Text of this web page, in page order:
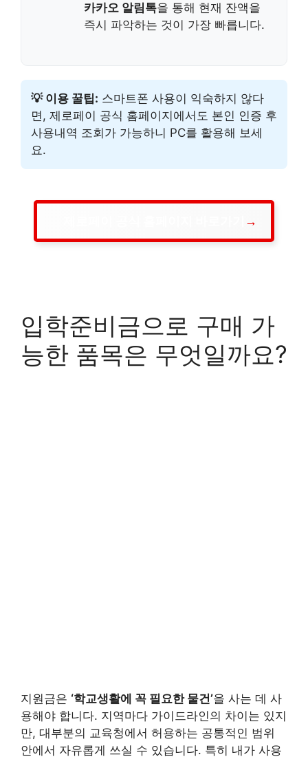
카카오 알림톡을 통해 현재 잔액을
즉시 파악하는 것이 가장 빠릅니다.
💡 이용 꿀팁: 스마트폰 사용이 익숙하지 않다
면, 제로페이 공식 홈페이지에서도 본인 인증 후
사용내역 조회가 가능하니 PC를 활용해 보세
요.
입학준비금으로 구매 가
능한 품목은 무엇일까요?
지원금은 ‘학교생활에 꼭 필요한 물건’을 사는 데 사
용해야 합니다. 지역마다 가이드라인의 차이는 있지
만, 대부분의 교육청에서 허용하는 공통적인 범위
안에서 자유롭게 쓰실 수 있습니다. 특히 내가 사용